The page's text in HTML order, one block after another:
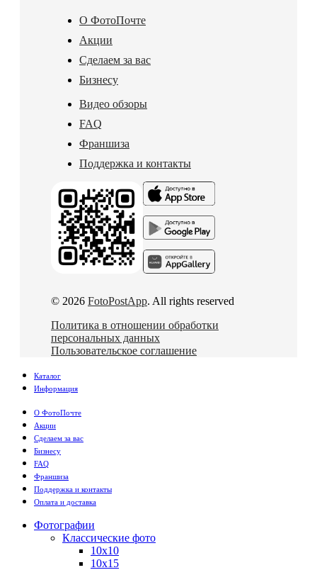
О ФотоПочте
Акции
Сделаем за вас
Бизнесу
Видео обзоры
FAQ
Франшиза
Поддержка и контакты
© 2026 FotoPostApp. All rights reserved
Политика в отношении обработки
персональных данных
Пользовательское соглашение
Каталог
Информация
О ФотоПочте
Акции
Сделаем за вас
Бизнесу
FAQ
Франшиза
Поддержка и контакты
Оплата и доставка
Фотографии
Классические фото
10х10
10х15